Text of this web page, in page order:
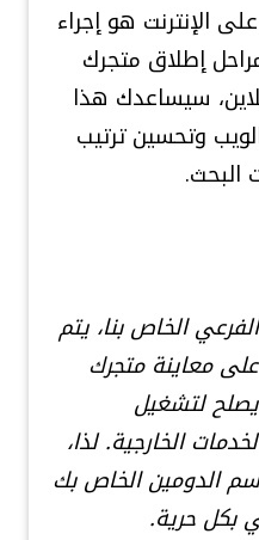
الإنترنت هو إجراء
إطلاق متجرك
سيساعدك هذا
وتحسين ترتيب
الخاص بنا، يتم
معاينة متجرك
يصلح لتشغيل
الخارجية. لذا،
الدومين الخاص بك
بكل حرية.